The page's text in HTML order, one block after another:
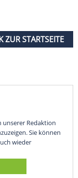
ZUR STARTSEITE
Redaktion
Sie können
wieder